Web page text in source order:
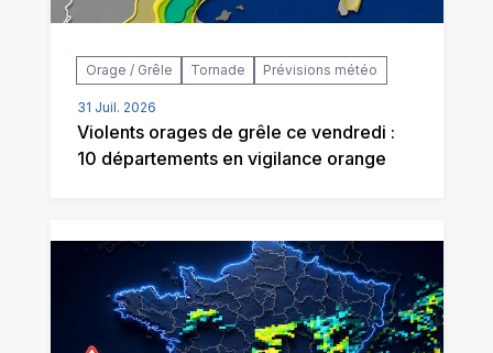
Orage / Grêle Tornade Prévisions météo
31 Juil. 2026
Violents orages de grêle ce vendredi :
10 départements en vigilance orange